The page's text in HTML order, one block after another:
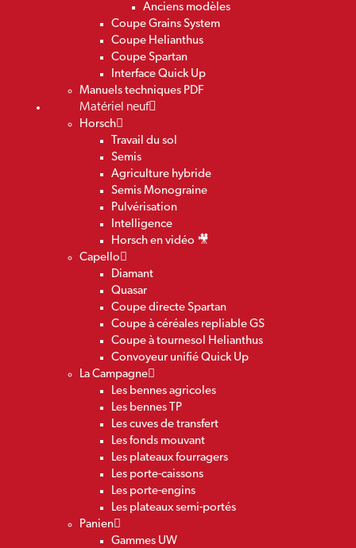
Anciens modèles
Coupe Grains System
Coupe Helianthus
Coupe Spartan
Interface Quick Up
Manuels techniques PDF
Matériel neuf
Horsch
Travail du sol
Semis
Agriculture hybride
Semis Monograine
Pulvérisation
Intelligence
Horsch en vidéo 🎥
Capello
Diamant
Quasar
Coupe directe Spartan
Coupe à céréales repliable GS
Coupe à tournesol Helianthus
Convoyeur unifié Quick Up
La Campagne
Les bennes agricoles
Les bennes TP
Les cuves de transfert
Les fonds mouvant
Les plateaux fourragers
Les porte-caissons
Les porte-engins
Les plateaux semi-portés
Panien
Gammes UW